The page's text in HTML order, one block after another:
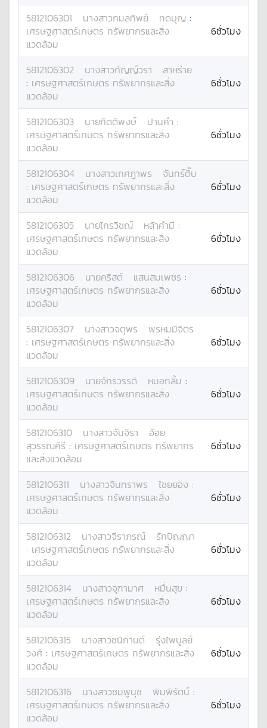
5812106301 นางสาวกมลทิพย์ ทดบุญ :
เศรษฐศาสตร์เกษตร ทรัพยากรและสิ่ง
แวดล้อม
6ชั่วโมง
5812106302 นางสาวกัญญ์วรา
สาหร่าย
: เศรษฐศาสตร์เกษตร ทรัพยากรและสิ่ง
แวดล้อม
6ชั่วโมง
5812106303 นายกิตติพงษ์ ปานคำ :
เศรษฐศาสตร์เกษตร ทรัพยากรและสิ่ง
แวดล้อม
6ชั่วโมง
5812106304 นางสาวเกศฎาพร
จันทร์ติ๊บ
: เศรษฐศาสตร์เกษตร ทรัพยากรและสิ่ง
แวดล้อม
6ชั่วโมง
5812106305 นายไกรวิชญ์ หล้าคำมี :
เศรษฐศาสตร์เกษตร ทรัพยากรและสิ่ง
แวดล้อม
6ชั่วโมง
5812106306 นายคริสต์ แสนสมเพชร :
เศรษฐศาสตร์เกษตร ทรัพยากรและสิ่ง
แวดล้อม
6ชั่วโมง
5812106307 นางสาวจตุพร
พรหมมิจิตร
: เศรษฐศาสตร์เกษตร ทรัพยากรและสิ่ง
แวดล้อม
6ชั่วโมง
5812106309 นายจักรวรรดิ หมอกลิ้ม :
เศรษฐศาสตร์เกษตร ทรัพยากรและสิ่ง
แวดล้อม
6ชั่วโมง
5812106310 นางสาวจันจิรา
อ้อย
สุวรรณคีรี : เศรษฐศาสตร์เกษตร ทรัพยากร
และสิ่งแวดล้อม
6ชั่วโมง
5812106311 นางสาวจินทราพร ไชยยอง :
เศรษฐศาสตร์เกษตร ทรัพยากรและสิ่ง
แวดล้อม
6ชั่วโมง
5812106312 นางสาวจีราภรณ์
รักปัญญา
: เศรษฐศาสตร์เกษตร ทรัพยากรและสิ่ง
แวดล้อม
6ชั่วโมง
5812106314 นางสาวจุฑามาศ หมื่นสุข :
เศรษฐศาสตร์เกษตร ทรัพยากรและสิ่ง
แวดล้อม
6ชั่วโมง
5812106315 นางสาวชนิกานต์
รุ่งไพบูลย์
วงศ์ : เศรษฐศาสตร์เกษตร ทรัพยากรและสิ่ง
แวดล้อม
6ชั่วโมง
5812106316 นางสาวชมพูนุช พิมพิรัตน์ :
เศรษฐศาสตร์เกษตร ทรัพยากรและสิ่ง
แวดล้อม
6ชั่วโมง